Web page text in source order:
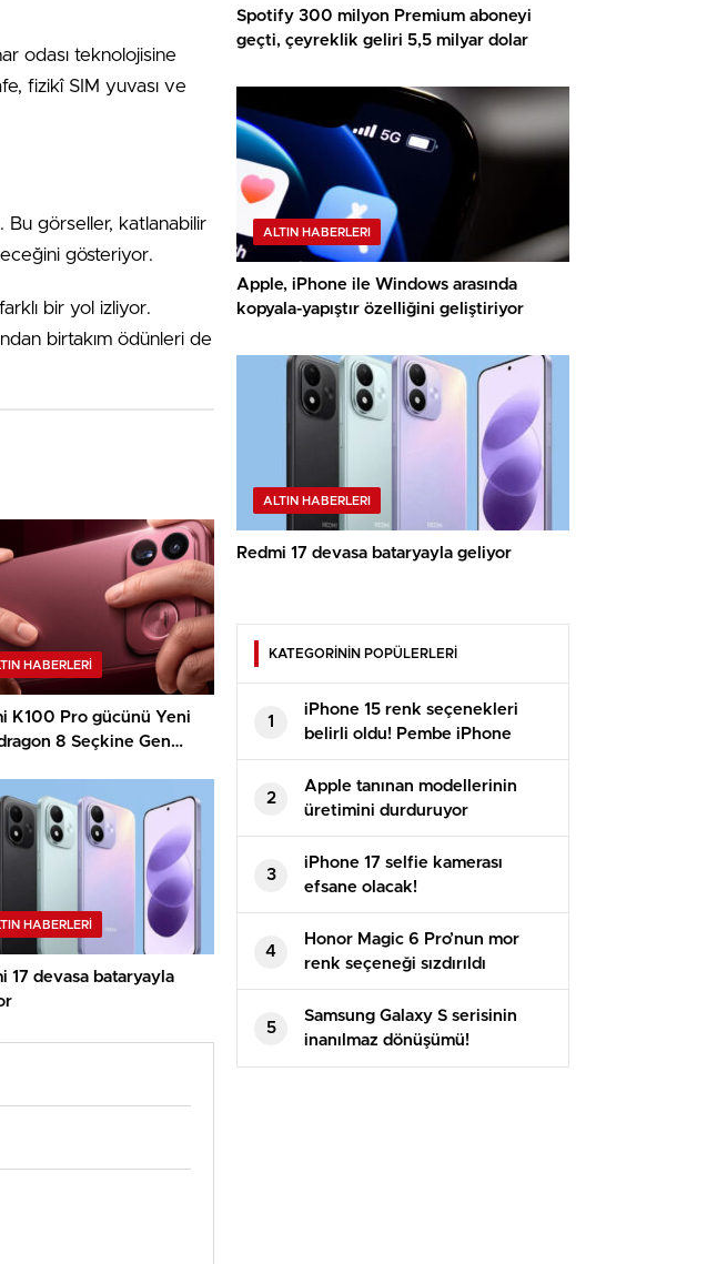
odası teknolojisine
fizikî SIM yuvası ve
Bu görseller, katlanabilir
gösteriyor.
bir yol izliyor.
birtakım ödünleri de
HABERLERI
K100 Pro gücünü Yeni
8 Seçkine Gen
HABERLERI
17 devasa bataryayla
Spotify 300 milyon Premium aboneyi
geçti, çeyreklik geliri 5,5 milyar dolar
ALTIN HABERLERI
Apple, iPhone ile Windows arasında
kopyala-yapıştır özelliğini geliştiriyor
ALTIN HABERLERI
Redmi 17 devasa bataryayla geliyor
KATEGORİNİN POPÜLERLERİ
1
iPhone 15 renk seçenekleri
belirli oldu! Pembe iPhone
geliyor!
2
Apple tanınan modellerinin
üretimini durduruyor
3
iPhone 17 selfie kamerası
efsane olacak!
4
Honor Magic 6 Pro’nun mor
renk seçeneği sızdırıldı
5
Samsung Galaxy S serisinin
inanılmaz dönüşümü!